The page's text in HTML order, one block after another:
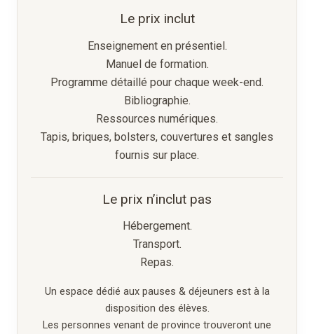
Le prix inclut
Enseignement en présentiel.
Manuel de formation.
Programme détaillé pour chaque week-end.
Bibliographie.
Ressources numériques.
Tapis, briques, bolsters, couvertures et sangles
fournis sur place.
Le prix n’inclut pas
Hébergement.
Transport.
Repas.
Un espace dédié aux pauses & déjeuners est à la
disposition des élèves.
Les personnes venant de province trouveront une